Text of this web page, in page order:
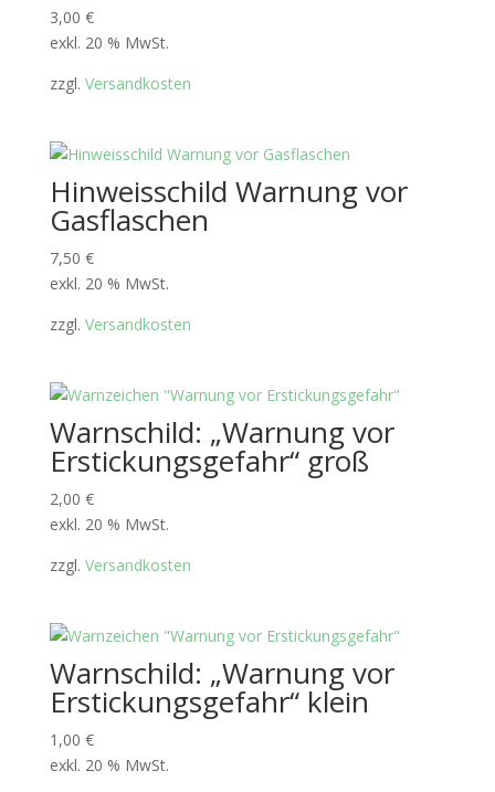
3,00 €
exkl. 20 % MwSt.
zzgl. Versandkosten
Hinweisschild Warnung vor
Gasflaschen
7,50 €
exkl. 20 % MwSt.
zzgl. Versandkosten
Warnschild: „Warnung vor
Erstickungsgefahr“ groß
2,00 €
exkl. 20 % MwSt.
zzgl. Versandkosten
Warnschild: „Warnung vor
Erstickungsgefahr“ klein
1,00 €
exkl. 20 % MwSt.